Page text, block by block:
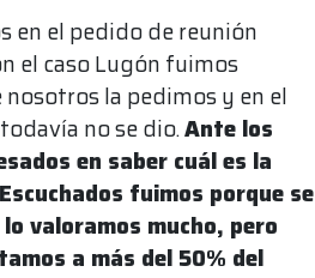
en el pedido de reunión
el caso Lugón fuimos
la pedimos y en el
no se dio.Ante los
en saber cuál es la
fuimos porque se
valoramos mucho, pero
a más del 50% del